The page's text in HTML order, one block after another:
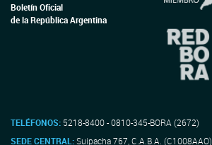
Boletín Oficial
de la República Argentina
TELÉFONOS: 5218-8400 - 0810-345-BORA (2672)
SEDE CENTRAL:Suipacha 767, C.A.B.A. (C1008AAO)